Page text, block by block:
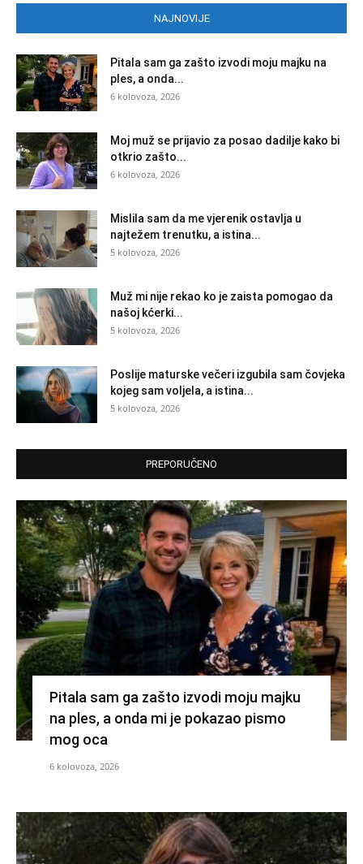
NAJNOVIJE
Pitala sam ga zašto izvodi moju majku na
ples, a onda...
6 kolovoza, 2026
Moj muž se prijavio za posao dadilje kako bi
otkrio zašto...
6 kolovoza, 2026
Mislila sam da me vjerenik ostavlja u
najtežem trenutku, a istina...
5 kolovoza, 2026
Muž mi nije rekao ko je zaista pomogao da
našoj kćerki...
5 kolovoza, 2026
Poslije maturske večeri izgubila sam čovjeka
kojeg sam voljela, a istina...
5 kolovoza, 2026
PREPORUČENO
Pitala sam ga zašto izvodi moju majku
na ples, a onda mi je pokazao pismo
mog oca
6 kolovoza, 2026